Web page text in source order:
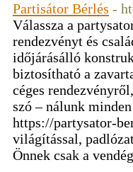
Partisátor Bérlés -
Válassza a
rendezvényt és
időjárásálló
biztosítható a
céges
szó – nálunk
https://partysator-
világítással,
Önnek csak a